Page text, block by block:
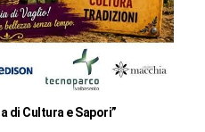
di Cultura e Sapori”